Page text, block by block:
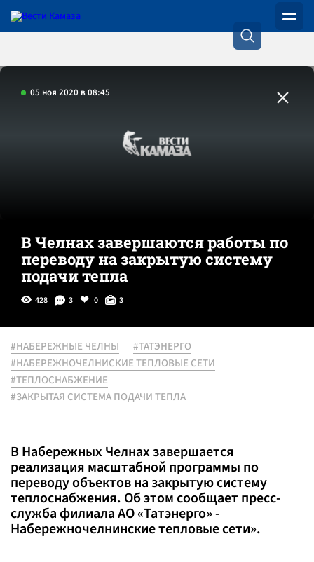
05 ноя 2020 в 08:45
В Челнах завершаются работы по
переводу на закрытую систему
подачи тепла
428 3 0 3
#НАБЕРЕЖНЫЕ ЧЕЛНЫ
#ТАТЭНЕРГО
#НАБЕРЕЖНОЧЕЛНИСКИЕ ТЕПЛОВЫЕ СЕТИ
#ТЕПЛОСНАБЖЕНИЕ
#ЗАКРЫТАЯ СИСТЕМА ПОДАЧИ ТЕПЛА
В Набережных Челнах завершается
реализация масштабной программы по
переводу объектов на закрытую систему
теплоснабжения. Об этом сообщает пресс-
служба филиала АО «Татэнерго» -
Набережночелнинские тепловые сети».